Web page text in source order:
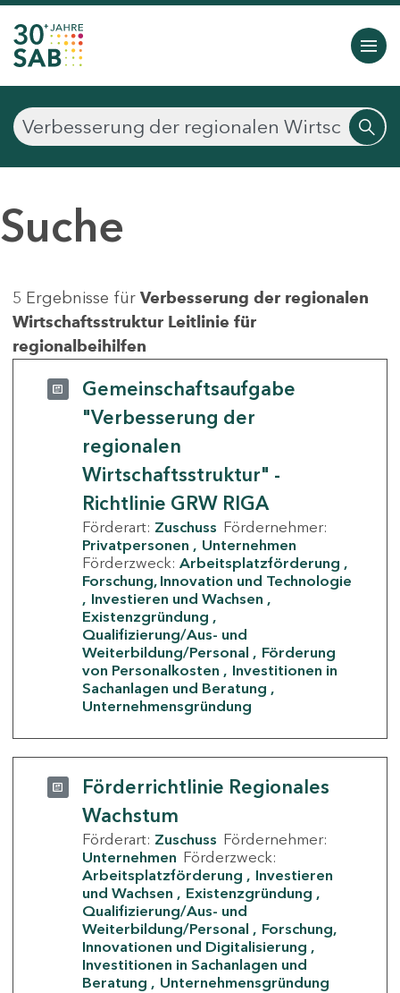
Suche
5 Ergebnisse für Verbesserung der regionalen
Wirtschaftsstruktur Leitlinie für
regionalbeihilfen
Gemeinschaftsaufgabe
"Verbesserung der
regionalen
Wirtschaftsstruktur" -
Richtlinie GRW RIGA
Förderart: Zuschuss Fördernehmer:
Privatpersonen
Unternehmen
Förderzweck: Arbeitsplatzförderung
Forschung, Innovation und Technologie
Investieren und Wachsen
Existenzgründung
Qualifizierung/Aus- und
Weiterbildung/Personal
Förderung
von Personalkosten
Investitionen in
Sachanlagen und Beratung
Unternehmensgründung
Förderrichtlinie Regionales
Wachstum
Förderart: Zuschuss Fördernehmer:
Unternehmen Förderzweck:
Arbeitsplatzförderung
Investieren
und Wachsen
Existenzgründung
Qualifizierung/Aus- und
Weiterbildung/Personal
Forschung,
Innovationen und Digitalisierung
Investitionen in Sachanlagen und
Beratung
Unternehmensgründung